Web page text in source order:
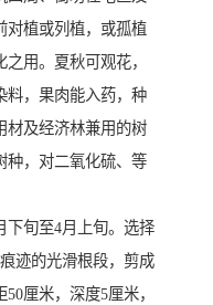
对植或列植，或孤植
用。夏秋可观花，
料，果肉能入药，种
材及经济林兼用的树
种，对二氧化硫、等
下旬至4月上旬。选择
迹的光滑根段，剪成
厘米，深度5厘米，